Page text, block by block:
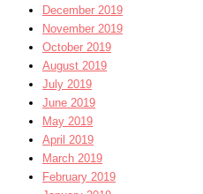
December 2019
November 2019
October 2019
August 2019
July 2019
June 2019
May 2019
April 2019
March 2019
February 2019